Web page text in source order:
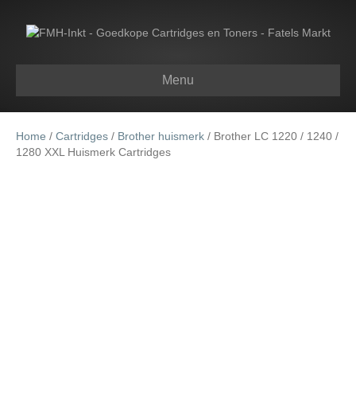
Menu
Home / Cartridges / Brother huismerk / Brother LC 1220 / 1240 /
1280 XXL Huismerk Cartridges